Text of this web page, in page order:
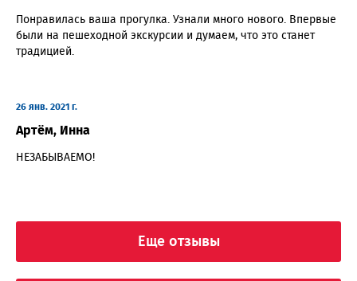
Понравилась ваша прогулка. Узнали много нового. Впервые
были на пешеходной экскурсии и думаем, что это станет
традицией.
26 янв. 2021 г.
Артём, Инна
НЕЗАБЫВАЕМО!
Еще отзывы